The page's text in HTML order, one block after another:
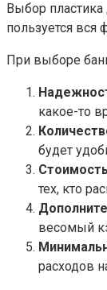
Выбор
пользуется
При выборе
какое-то
будет
тех, кто
весомый
расходов